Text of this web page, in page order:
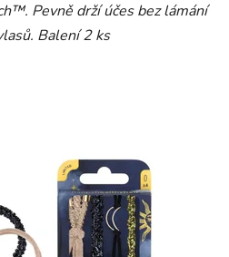
Pevně drží účes bez lámání
Balení 2 ks